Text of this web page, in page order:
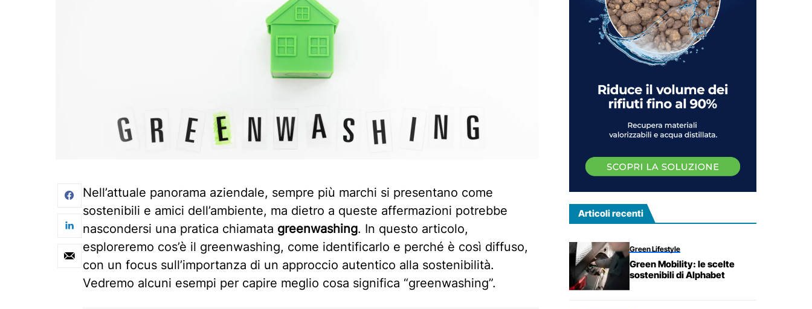
Nell’attuale panorama aziendale, sempre più marchi si presentano come
sostenibili e amici dell’ambiente, ma dietro a queste affermazioni potrebbe
nascondersi una pratica chiamata greenwashing. In questo articolo,
esploreremo cos’è il greenwashing, come identificarlo e perché è così diffuso,
con un focus sull’importanza di un approccio autentico alla sostenibilità.
Vedremo alcuni esempi per capire meglio cosa significa “greenwashing”.
Articoli recenti
Green Lifestyle
Green Mobility: le scelte
sostenibili di Alphabet